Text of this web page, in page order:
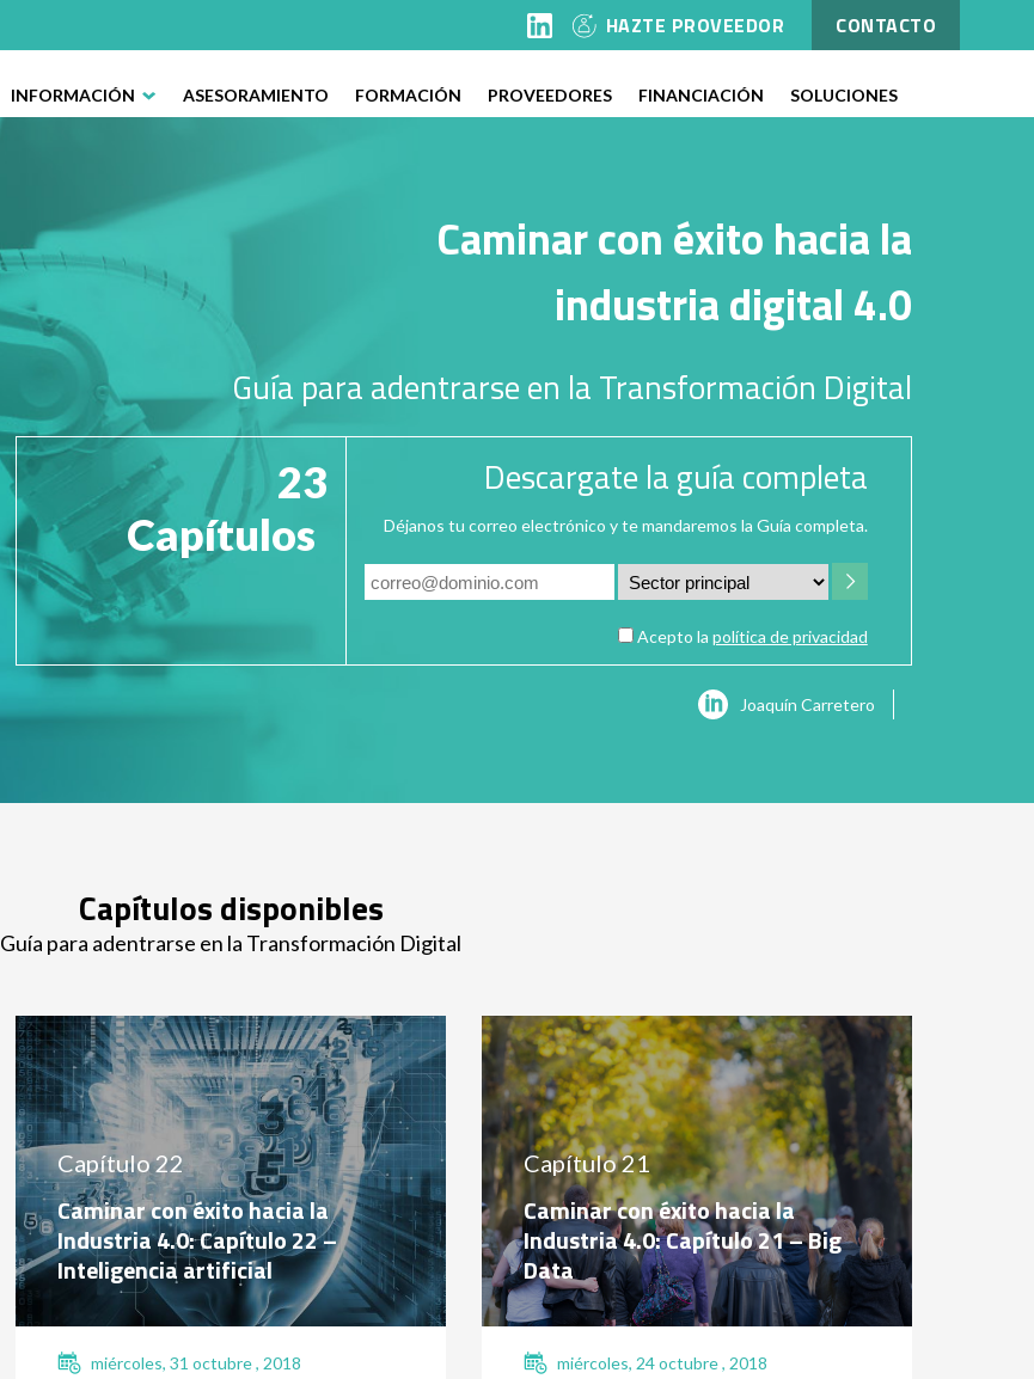
HAZTE PROVEEDOR CONTACTO
INFORMACIÓN ASESORAMIENTO FORMACIÓN PROVEEDORES FINANCIACIÓN SOLUCIONES
Caminar con éxito hacia la
industria digital 4.0
Guía para adentrarse en la Transformación Digital
23
Capítulos
Descargate la guía completa
Déjanos tu correo electrónico y te mandaremos la Guía completa.
Acepto la política de privacidad
Joaquín Carretero
Capítulos disponibles
Guía para adentrarse en la Transformación Digital
Capítulo 22
Caminar con éxito hacia la
Industria 4.0: Capítulo 22 –
Inteligencia artificial
miércoles, 31 octubre , 2018
Capítulo 21
Caminar con éxito hacia la
Industria 4.0: Capítulo 21 – Big
Data
miércoles, 24 octubre , 2018